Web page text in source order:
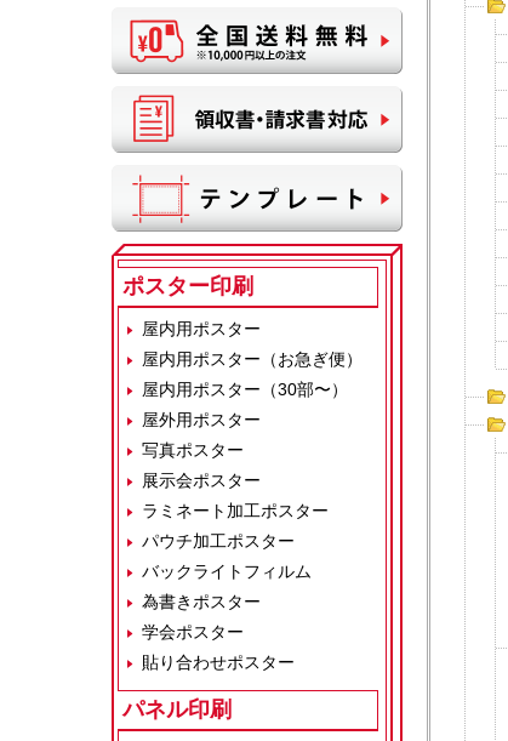
ポスター印刷
屋内用ポスター
屋内用ポスター（お急ぎ便）
屋内用ポスター（30部〜）
屋外用ポスター
写真ポスター
展示会ポスター
ラミネート加工ポスター
パウチ加工ポスター
バックライトフィルム
為書きポスター
学会ポスター
貼り合わせポスター
パネル印刷